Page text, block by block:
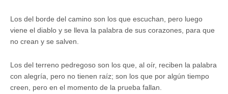
Los del borde del camino son los que escuchan, pero luego
viene el diablo y se lleva la palabra de sus corazones, para que
no crean y se salven.
Los del terreno pedregoso son los que, al oír, reciben la palabra
con alegría, pero no tienen raíz; son los que por algún tiempo
creen, pero en el momento de la prueba fallan.